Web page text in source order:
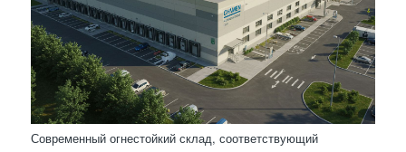
Современный огнестойкий склад, соответствующий